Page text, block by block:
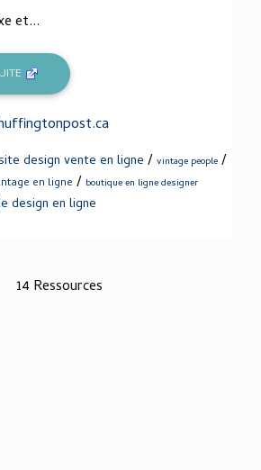
et...
design vente en ligne / vintage people /
en ligne / boutique en ligne designer
design en ligne
14 Ressources